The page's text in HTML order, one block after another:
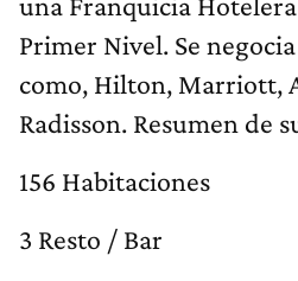
Primer Nivel. Se
como, Hilton, Marriott,
Radisson. Resumen de
156 Habitaciones
3 Resto / Bar